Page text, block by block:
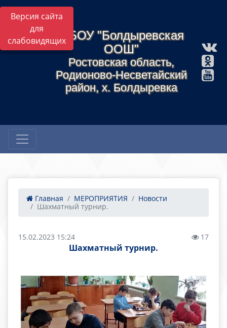
Версия сайта
для
слабовидящихМБОУ "Болдыревская
ООШ"
Ростовская область,
Родионово-Несветайский
район, х. Болдыревка
Главная МЕРОПРИЯТИЯ
Новости
Шахматный турнир.
15.02.2023 15:24 17
Шахматный турнир.